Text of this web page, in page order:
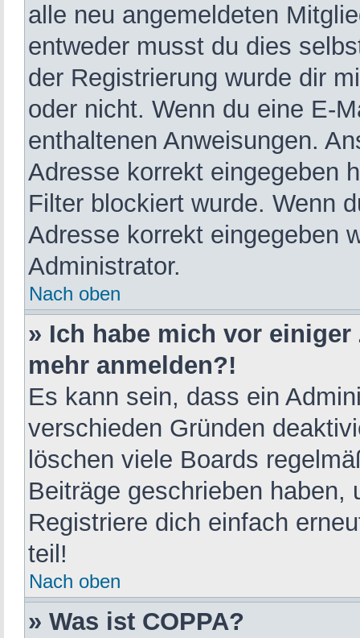
alle neu angemeldeten
entweder musst du dies
der Registrierung wurde dir
oder nicht. Wenn du eine E-
enthaltenen Anweisungen.
Adresse korrekt eingegeben
Filter blockiert wurde. Wenn
Adresse korrekt eingegeben
Administrator.
Nach oben
» Ich habe mich vor
mehr anmelden?!
Es kann sein, dass ein
verschieden Gründen
löschen viele Boards
Beiträge geschrieben haben,
Registriere dich einfach
teil!
Nach oben
» Was ist COPPA?